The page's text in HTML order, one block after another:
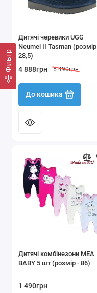
Фільтр
Дитячі черевики UGG
Neumel II Tasman (розмір
28,5)
4 888грн 5 490грн
До кошика
Дитячі комбінезони MEA
BABY 5 шт (розмір - 86)
1 490грн